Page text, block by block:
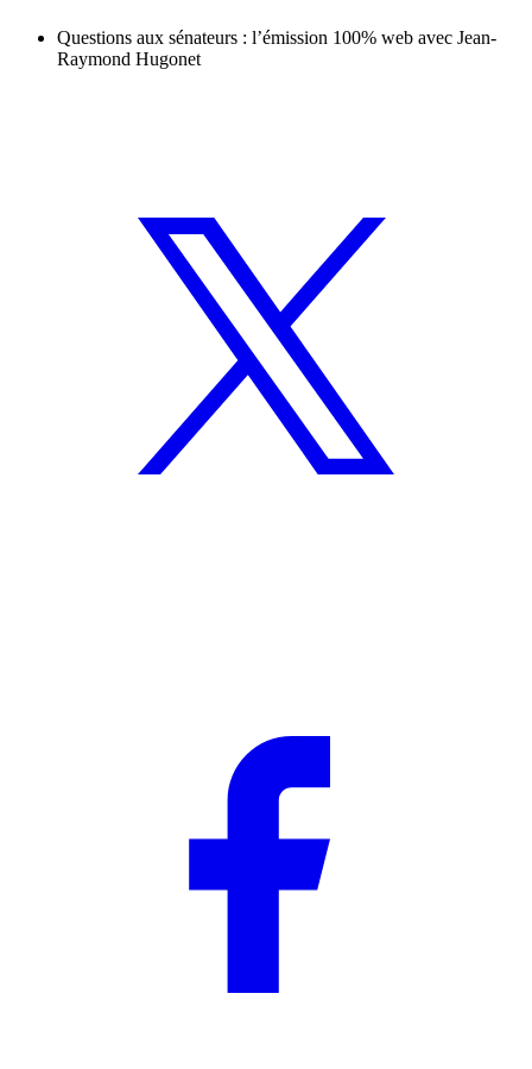
Questions aux sénateurs : l’émission 100% web avec Jean-
Raymond Hugonet